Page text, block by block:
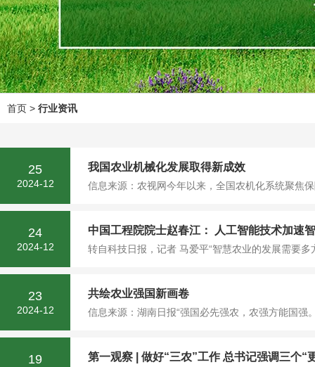
首页 > 行业资讯
我国农业机械化发展取得新成效
信息来源：农视网今年以来，全国农机化系统聚焦
25
2024-12
中国工程院院士赵春江： 人工智能技术加速
转自科技日报，记者 马爱平“智慧农业的发展需要
24
2024-12
共绘农业强国新画卷
信息来源：湖南日报“强国必先强农，农强方能国强
23
2024-12
第一观察 | 做好“三农”工作 总书记强调三个“
19